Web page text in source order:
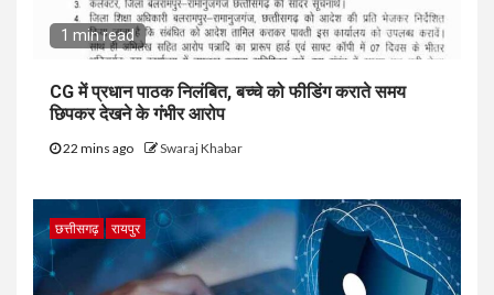
1 min read
CG में प्रधान पाठक निलंबित, बच्चे को फीडिंग कराते समय
छिपकर देखने के गंभीर आरोप
22 mins ago Swaraj Khabar
छत्तीसगढ़ रायपुर